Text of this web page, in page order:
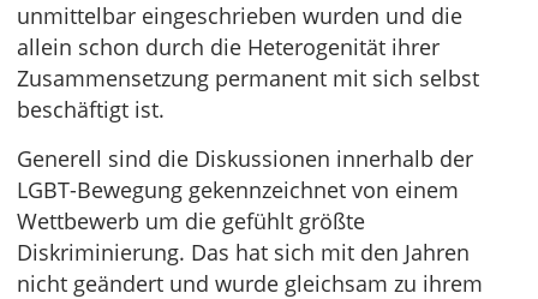
unmittelbar eingeschrieben wurden und die
allein schon durch die Heterogenität ihrer
Zusammensetzung permanent mit sich selbst
beschäftigt ist.
Generell sind die Diskussionen innerhalb der
LGBT-Bewegung gekennzeichnet von einem
Wettbewerb um die gefühlt größte
Diskriminierung. Das hat sich mit den Jahren
nicht geändert und wurde gleichsam zu ihrem